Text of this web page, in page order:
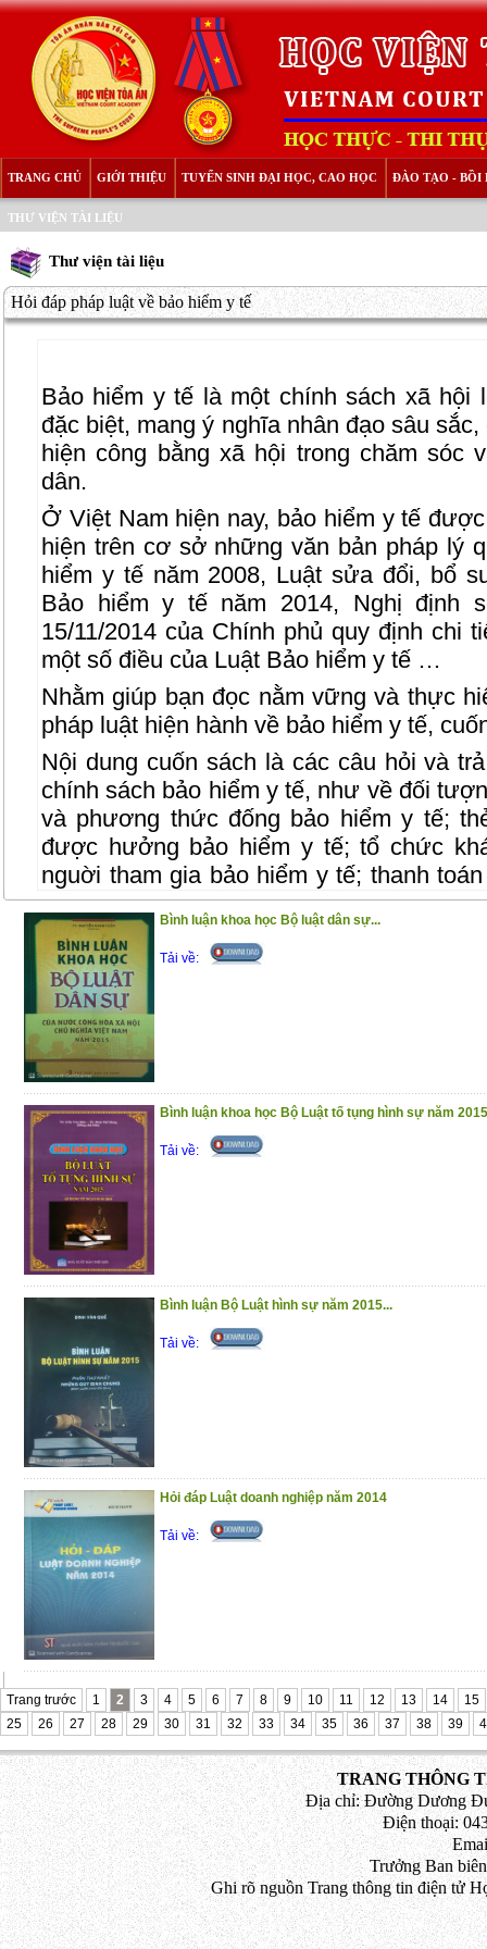
TRANG CHỦ GIỚI THIỆU TUYỂN SINH ĐẠI HỌC, CAO HỌC ĐÀO TẠO - BỒI
THƯ VIỆN TÀI LIỆU
Thư viện tài liệu
Hỏi đáp pháp luật về bảo hiểm y tế
Bảo hiểm y tế là một chính sách xã hội
đặc biệt, mang ý nghĩa nhân đạo sâu
hiện công bằng xã hội trong chăm sóc
dân.
Ở Việt Nam hiện nay, bảo hiểm y tế
hiện trên cơ sở những văn bản pháp lý
hiểm y tế năm 2008, Luật sửa đổi, bổ
Bảo hiểm y tế năm 2014, Nghị định
15/11/2014 của Chính phủ quy định chi
một số điều của Luật Bảo hiểm y tế …
Nhằm giúp bạn đọc nằm vững và thực
pháp luật hiện hành về bảo hiểm y tế,
Nội dung cuốn sách là các câu hỏi và
chính sách bảo hiểm y tế, như về đối
và phương thức đống bảo hiểm y tế;
được hưởng bảo hiểm y tế; tổ chức
nguời tham gia bảo hiểm y tế; thanh
bệnh bảo hiểm y tế; quỹ bảo hiểm y tế;
các bên liên quan đến bảo hiểm y tế…
Cuốn sách gồm 2 phần :
Phần I : Hỏi – đáp pháp luật về bảo
phần trả lời được trình bày theo các
chương trong Luật Bảo hiểm y tế
Phần II : Một số văn bản quy phạm pháp
y tế
Trân trọng giới thiệu đến bạn đọc !
(10/12/2020)
Bình luận khoa học Bộ luật dân sự...
Tải về:
Bình luận khoa học Bộ Luật tố tụng hình sự năm 2015
Tải về:
Bình luận Bộ Luật hình sự năm 2015...
Tải về:
Hỏi đáp Luật doanh nghiệp năm 2014
Tải về:
Trang trước 1 2 3 4 5 6 7 8 9 10 11 12 13 14
15
25
26 27 28 29 30 31 32 33 34 35 36 37 38 39
TRANG THÔNG
Địa chỉ: Đường Dương
Điện thoại:
Trưởng Ban
Ghi rõ nguồn Trang thông tin điện tử